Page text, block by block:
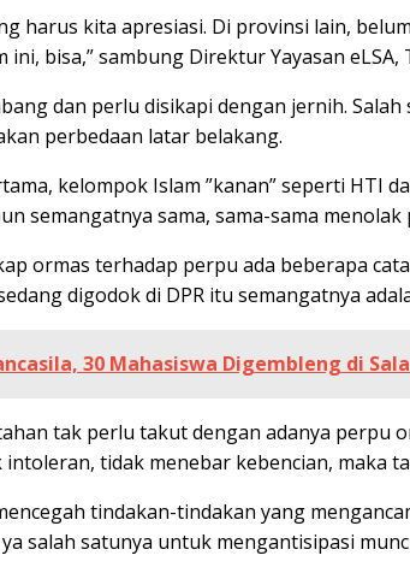
harus kita apresiasi. Di provinsi lain,
bisa,” sambung Direktur Yayasan
dan perlu disikapi dengan jernih.
perbedaan latar belakang.
kelompok Islam ”kanan” seperti HTI
semangatnya sama, sama-sama menolak
ormas terhadap perpu ada beberapa
digodok di DPR itu semangatnya
30 Mahasiswa Digembleng di
tak perlu takut dengan adanya perpu
tidak menebar kebencian, maka
tindakan-tindakan yang
salah satunya untuk mengantisipasi